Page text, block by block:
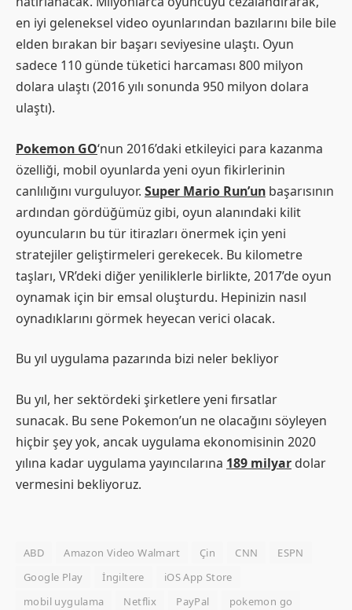
en iyi geleneksel video oyunlarından bazılarını bile bile
elden bırakan bir başarı seviyesine ulaştı. Oyun
sadece 110 günde tüketici harcaması 800 milyon
dolara ulaştı (2016 yılı sonunda 950 milyon dolara
ulaştı).
Pokemon GO‘nun 2016’daki etkileyici para kazanma
özelliği, mobil oyunlarda yeni oyun fikirlerinin
canlılığını vurguluyor. Super Mario Run’un başarısının
ardından gördüğümüz gibi, oyun alanındaki kilit
oyuncuların bu tür itirazları önermek için yeni
stratejiler geliştirmeleri gerekecek. Bu kilometre
taşları, VR’deki diğer yeniliklerle birlikte, 2017’de oyun
oynamak için bir emsal oluşturdu. Hepinizin nasıl
oynadıklarını görmek heyecan verici olacak.
Bu yıl uygulama pazarında bizi neler bekliyor
Bu yıl, her sektördeki şirketlere yeni fırsatlar
sunacak. Bu sene Pokemon’un ne olacağını söyleyen
hiçbir şey yok, ancak uygulama ekonomisinin 2020
yılına kadar uygulama yayıncılarına 189 milyar dolar
vermesini bekliyoruz.
ABD Amazon Video Walmart Çin CNN
ESPN
Google Play
İngiltere
iOS App Store
mobil uygulama
Netflix PayPal
pokemon go